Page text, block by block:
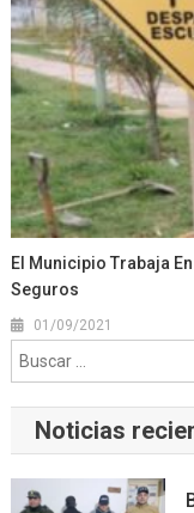
El Municipio Trabaja
Seguros
01/09/2021
Noticias